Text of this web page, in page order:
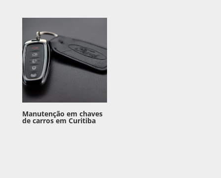
Manutenção em chaves
de carros em Curitiba